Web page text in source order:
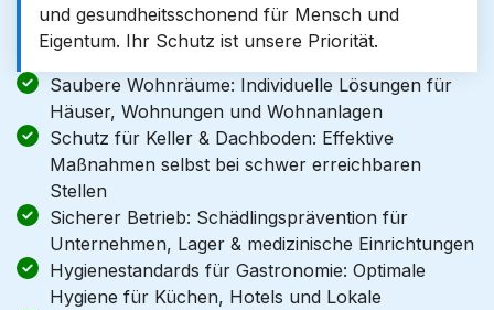
und gesundheitsschonend für Mensch und
Eigentum. Ihr Schutz ist unsere Priorität.
Saubere Wohnräume: Individuelle Lösungen für
Häuser, Wohnungen und Wohnanlagen
Schutz für Keller & Dachboden: Effektive
Maßnahmen selbst bei schwer erreichbaren
Stellen
Sicherer Betrieb: Schädlingsprävention für
Unternehmen, Lager & medizinische Einrichtungen
Hygienestandards für Gastronomie: Optimale
Hygiene für Küchen, Hotels und Lokale